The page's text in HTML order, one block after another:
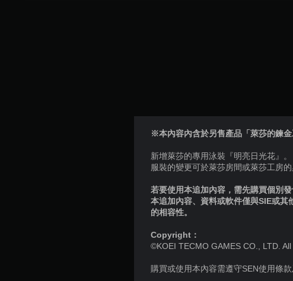
※本內容內含於另售產品「萊莎的鍊
新增萊莎的專用泳裝『明亮日光花』。
服裝的變更可於萊莎房間或萊莎工房
若要使用本追加內容，需先購買個別
本追加內容、資料或軟件僅與SIE或
的相容性。
Copyright：
©KOEI TECMO GAMES CO., LTD. All
購買或使用本內容需遵守SEN使用條款